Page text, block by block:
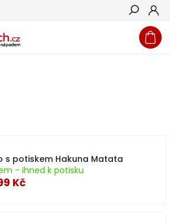
Hledat
s potiskem Hakuna Matata
- ihned k potisku
Kč